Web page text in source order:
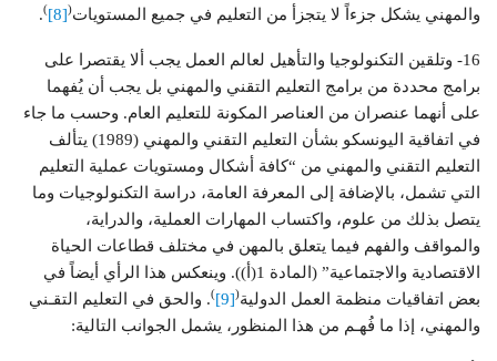
والمهني يشكل جزءاً لا يتجزأ من التعليم في جميع المستويات(
[8]
)
.
16- وتلقين التكنولوجيا والتأهيل لعالم العمل يجب ألا يقتصرا على
برامج محددة من برامج التعليم التقني والمهني بل يجب أن يُفهما
على أنهما عنصران من العناصر المكونة للتعليم العام. وحسب ما جاء
في اتفاقية اليونسكو بشأن التعليم التقني والمهني (1989) يتألف
التعليم التقني والمهني من “كافة أشكال ومستويات عملية التعليم
التي تشمل، بالإضافة إلى المعرفة العامة، دراسة التكنولوجيات وما
يتصل بذلك من علوم، واكتساب المهارات العملية، والدراية،
والمواقف والفهم فيما يتعلق بالمهن في مختلف قطاعات الحياة
الاقتصادية والاجتماعية” (المادة 1(أ)). وينعكس هذا الرأي أيضاً في
بعض اتفاقيات منظمة العمل الدولية(
[9]
). والحق في التعليم التقـني
والمهني، إذا ما فُهـم من هذا المنظور، يشمل الجوانب التالية: